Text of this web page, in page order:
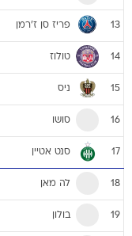
13 פריז סן ז'רמן
14 טולוז
15 ניס
16 סושו
17 סנט אטיין
18 לה מאן
19 בולון